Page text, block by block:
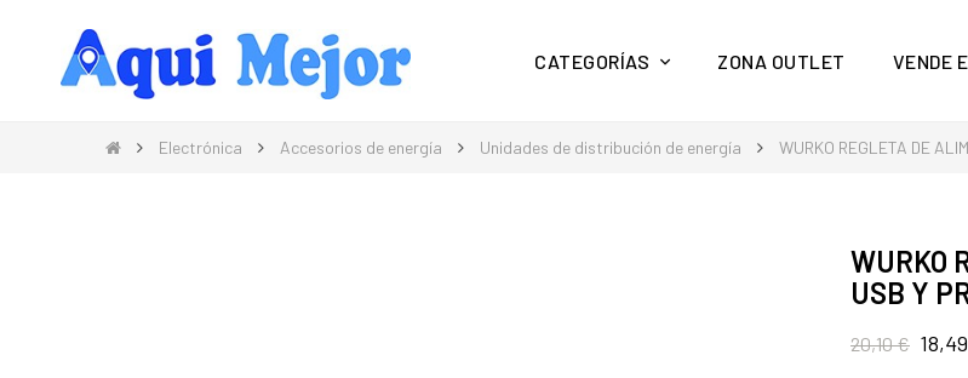
Compra Moda, Electrónica, Hogar y mucho más en Aquí Mejor
CATEGORÍAS ZONA OUTLET VENDE
Electrónica Accesorios de energía Unidades de distribución de energía WURKO REGLETA DE
WURKO
USB Y
20,10 €